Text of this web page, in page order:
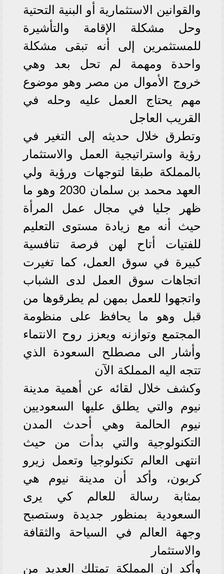
والقوانين الاستثمارية أو البنية التحتية
وحل مشكلة الإقامة والتأشيرة
للمستثمرين إلى أنه تبقى مشكلة
واحدة ومهمة لم تحل بعد وهي
خروج الأموال من مصر وهو موضوع
مهم يحتاج العمل عليه وحله في
القريب العاجل
وتطرق خلال حديثه إلى التغير في
رؤية واستراتيجية العمل والاستثمار
بالمملكة طبقا لتوجهات ورؤية ولي
العهد محمد بن سلمان 2030 وهو ما
ظهر جليا في مجال عمل المرأة
حيث أنه مع زيادة مستوى التعليم
للفتيات أتاح لهن فرصة تنافسية
كبيرة في سوق العمل، كما تغيرت
اتجاهات سوق العمل لدى الشباب
واتجهوا للعمل بمهن لم يطرقوها من
قبل وهو ما يحافظ على منظومة
المجتمع وتوازنه ويعزز روح الانتماء
وأشار الى مصطلح السعودة الذي
تتجه اليه المملكة الآن
وكشف خلال لقائه عن أهمية مدينة
نيوم والتي يطلق عليها السعوديين
نيوم الحالمة وهي أحدث المدن
التكنولوجية والتي بدأت من حيث
انتهى العالم تكنولوجيا وتعمل زيرو
كربون، وأكد أن مدينة نيوم هي
بمثابة رسالة للعالم كي يرى
السعودية بمنظور جديدة وستصبح
وجهة العالم في السياحة والثقافة
والاستثمار
وأكد ان المملكة تمتلك العديد من